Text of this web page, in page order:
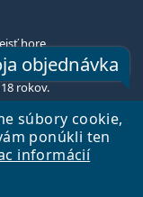
súbory cookie,
ponúkli ten
informácií
objednávka
hore
s.r.o., Česká
rokov.